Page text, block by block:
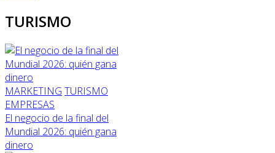
TURISMO
MARKETING TURISMO
EMPRESAS
El negocio de la final del
Mundial 2026: quién gana
dinero